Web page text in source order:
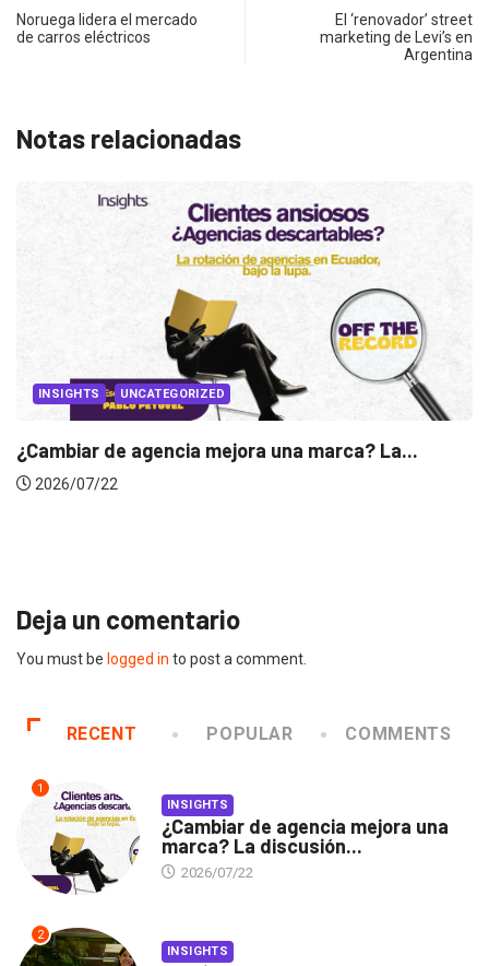
Noruega lidera el mercado
de carros eléctricos
El ‘renovador’ street
marketing de Levi’s en
Argentina
Notas relacionadas
INSIGHTS
Deja un comentario
You must be logged in to post a comment.
RECENT POPULAR COMMENTS
1
INSIGHTS
¿Cambiar de agencia mejora una
marca? La discusión...
2026/07/22
2
INSIGHTS